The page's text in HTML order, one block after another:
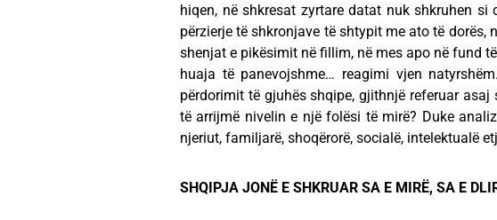
hiqen, në shkresat zyrtare datat nuk shkruhen
përzierje të shkronjave të shtypit me ato të dorës,
shenjat e pikësimit në fillim, në mes apo në fund
huaja të panevojshme… reagimi vjen
përdorimit të gjuhës shqipe, gjithnjë referuar
të arrijmë nivelin e një folësi të mirë? Duke
njeriut, familjarë, shoqërorë, socialë, intelektualë
SHQIPJA JONË E SHKRUAR SA E MIRË, SA E